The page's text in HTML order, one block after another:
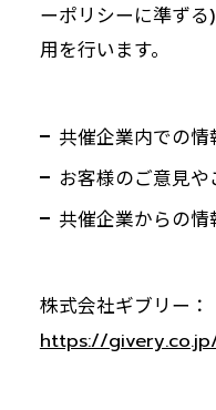
ーポリシーに準ず
用を行います。
共催企業内での情
お客様のご意見
共催企業からの情
株式会社ギブリー：
https://